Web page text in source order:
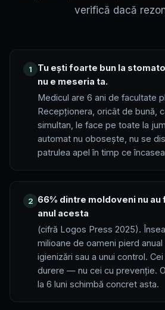
verifică dacă
1
Tu ești foarte bun la
nu e meseria ta.
Medicul are 6 ani de facultate
Recepționera, oricât de bună,
simultan, le face pe toate la
automat nu obosește, nu se
patrulea apel în timp ce
2 66% dintre moldoveni nu
anul acesta
(cifră Logos Press 2025).
milioane de oameni pierd anual
igienizări sau a unui control.
durere — nu cei cu prevenție.
la 6 luni schimbă concret asta.